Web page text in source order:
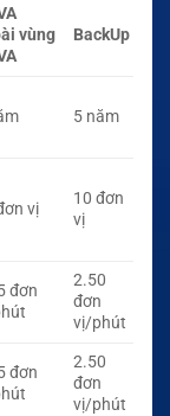
vùng
BackUp
5 năm
vị
10 đơn
vị
đơn
2.50
đơn
vị/phút
đơn
2.50
đơn
vị/phút